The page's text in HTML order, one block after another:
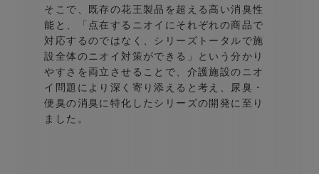
そこで、既存の花王製品を超える高い消臭性
能と、「点在するニオイにそれぞれの商品で
対応するのではなく、シリーズトータルで施
設全体のニオイ対策ができる」という分かり
やすさを両立させることで、介護施設のニオ
イ問題により深く寄り添えると考え、尿臭・
便臭の消臭に特化したシリーズの開発に至り
ました。